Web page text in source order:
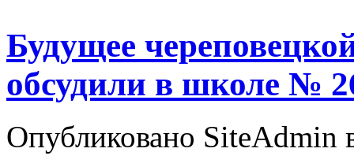
Будущее
обсудили в школе №
Опубликовано SiteAdmin